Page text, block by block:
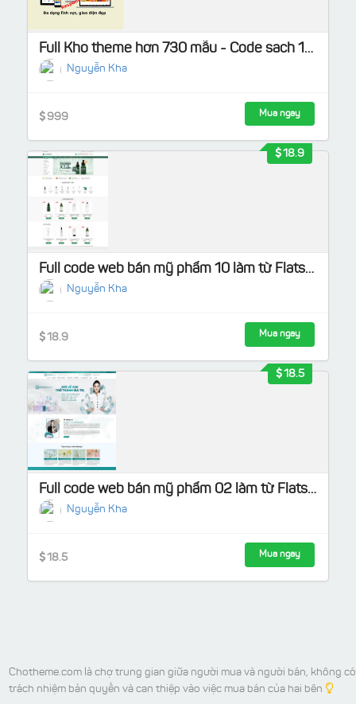
Full Kho theme hơn 730 mẫu - Code sach 100%, Tặng kho Plugin Pro
Nguyễn Kha
999 Mua ngay
Full code web bán mỹ phẩm 10 làm từ Flatsome Load nhanh, chuẩn SEO
Nguyễn Kha
18.9 Mua ngay
18.9
Full code web bán mỹ phẩm 02 làm từ Flatsome
Nguyễn Kha
18.5 Mua ngay
18.5
Chotheme.com là chợ trung gian giữa người mua và người bán, không có
trách nhiệm bản quyền và can thiệp vào việc mua bán của hai bên